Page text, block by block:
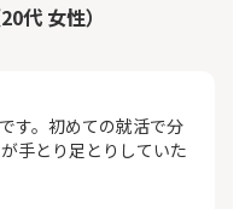
代 女性）
す。初めての就活で分
手とり足とりしていた